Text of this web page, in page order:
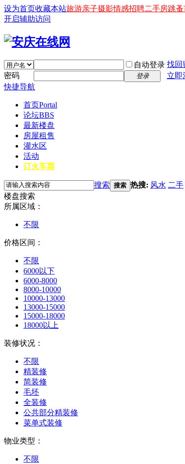
设为首页收藏本站旅游亲子摄影情感招聘二手房跳
开启辅助访问
自动登录 找回
密码
登录
立即
快捷导航
首页Portal
论坛BBS
最新楼盘
房屋租售
灌水区
活动
订火车票
搜索 搜索 热搜: 风水 二手
楼盘搜索
所属区域：
不限
价格区间：
不限
6000以下
6000-8000
8000-10000
10000-13000
13000-15000
15000-18000
18000以上
装修状况：
不限
精装修
简装修
毛坯
全装修
公共部分精装修
菜单式装修
物业类型：
不限